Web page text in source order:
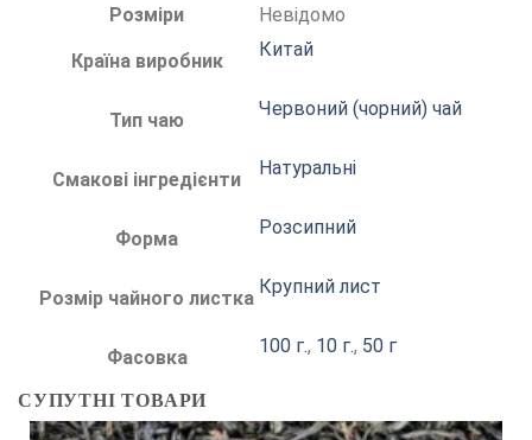
Розміри
Невідомо
Країна виробник
Китай
Тип чаю
Червоний (чорний) чай
Смакові інгредієнти
Натуральні
Форма
Розсипний
Розмір чайного листка
Крупний лист
Фасовка
100 г., 10 г., 50 г
СУПУТНІ ТОВАРИ